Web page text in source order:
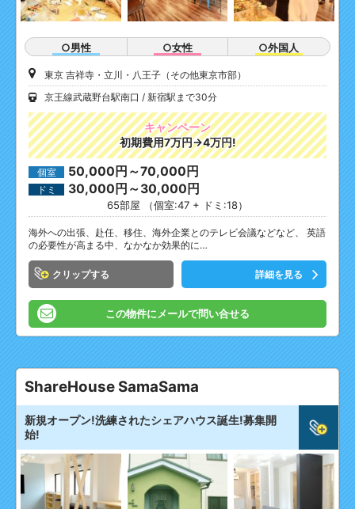
○男性 ○女性 ○外国人
東京 吉祥寺・立川・八王子（その他東京市部）
京王線武蔵野台駅南口
新宿駅まで30分
キャンペーン
初期費用7万円→4万円!
個室 50,000円～70,000円
ドミ 30,000円～30,000円
65部屋 （個室:47 + ドミ:18）
海外への出張、赴任、移住、海外企業とのテレビ会議などなど、 英語
の必要性が高まる中、なかなか効果的に…
クリップ 詳細を見る
この物件にメールで問い合せる
ShareHouse SamaSama
新規オープン!洗練されたシェアハウス誕生!募集開
始!